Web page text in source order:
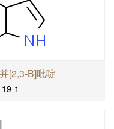
[2,3-B]吡啶
1